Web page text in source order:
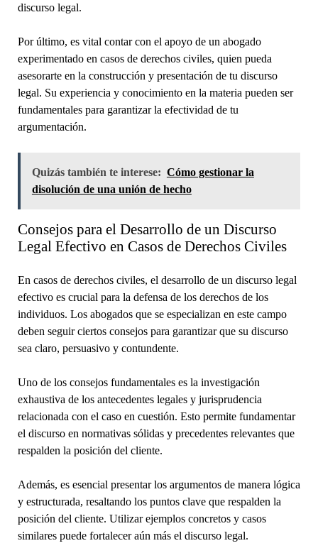
discurso legal.
Por último, es vital contar con el apoyo de un abogado
experimentado en casos de derechos civiles, quien pueda
asesorarte en la construcción y presentación de tu discurso
legal. Su experiencia y conocimiento en la materia pueden ser
fundamentales para garantizar la efectividad de tu
argumentación.
Quizás también te interese: Cómo gestionar la
disolución de una unión de hecho
Consejos para el Desarrollo de un Discurso
Legal Efectivo en Casos de Derechos Civiles
En casos de derechos civiles, el desarrollo de un discurso legal
efectivo es crucial para la defensa de los derechos de los
individuos. Los abogados que se especializan en este campo
deben seguir ciertos consejos para garantizar que su discurso
sea claro, persuasivo y contundente.
Uno de los consejos fundamentales es la investigación
exhaustiva de los antecedentes legales y jurisprudencia
relacionada con el caso en cuestión. Esto permite fundamentar
el discurso en normativas sólidas y precedentes relevantes que
respalden la posición del cliente.
Además, es esencial presentar los argumentos de manera lógica
y estructurada, resaltando los puntos clave que respalden la
posición del cliente. Utilizar ejemplos concretos y casos
similares puede fortalecer aún más el discurso legal.